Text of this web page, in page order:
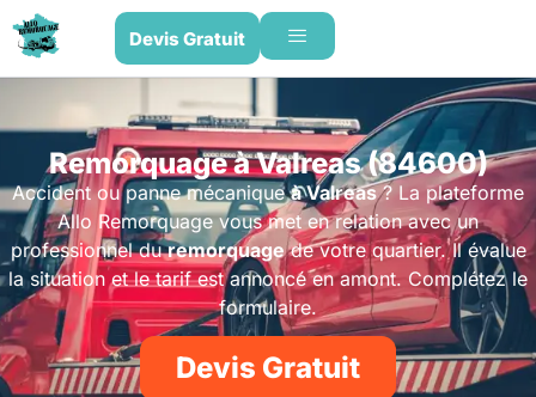
Devis Gratuit
Remorquage à Valreas (84600)
Accident ou panne mécaniqueà Valreas? La plateforme
Allo Remorquage vous met en relation avec un
professionnel duremorquagede votre quartier. Il évalue
la situation et le tarif est annoncé en amont. Complétez le
formulaire.
Devis Gratuit